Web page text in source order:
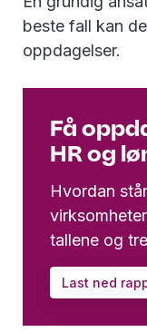
beste fall kan
oppdagelser.
Få
HR og
Hvordan
tallene og
Last ned